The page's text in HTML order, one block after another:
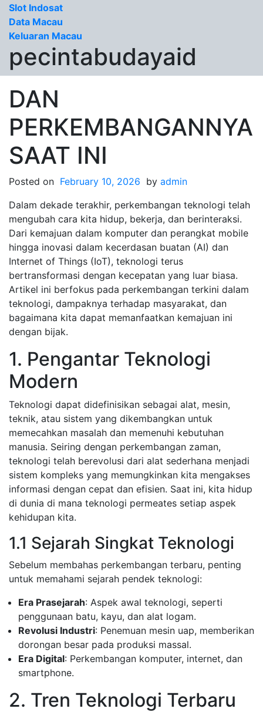
Slot Indosat
Data Macau
Keluaran Macau
pecintabudayaid
DAN
PERKEMBANGANNYA
SAAT INI
Posted on February 10, 2026 by admin
Dalam dekade terakhir, perkembangan teknologi telah
mengubah cara kita hidup, bekerja, dan berinteraksi.
Dari kemajuan dalam komputer dan perangkat mobile
hingga inovasi dalam kecerdasan buatan (AI) dan
Internet of Things (IoT), teknologi terus
bertransformasi dengan kecepatan yang luar biasa.
Artikel ini berfokus pada perkembangan terkini dalam
teknologi, dampaknya terhadap masyarakat, dan
bagaimana kita dapat memanfaatkan kemajuan ini
dengan bijak.
1. Pengantar Teknologi
Modern
Teknologi dapat didefinisikan sebagai alat, mesin,
teknik, atau sistem yang dikembangkan untuk
memecahkan masalah dan memenuhi kebutuhan
manusia. Seiring dengan perkembangan zaman,
teknologi telah berevolusi dari alat sederhana menjadi
sistem kompleks yang memungkinkan kita mengakses
informasi dengan cepat dan efisien. Saat ini, kita hidup
di dunia di mana teknologi permeates setiap aspek
kehidupan kita.
1.1 Sejarah Singkat Teknologi
Sebelum membahas perkembangan terbaru, penting
untuk memahami sejarah pendek teknologi:
Era Prasejarah: Aspek awal teknologi, seperti
penggunaan batu, kayu, dan alat logam.
Revolusi Industri: Penemuan mesin uap, memberikan
dorongan besar pada produksi massal.
Era Digital: Perkembangan komputer, internet, dan
smartphone.
2. Tren Teknologi Terbaru